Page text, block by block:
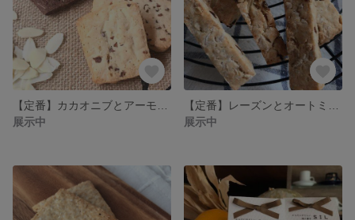
展示中
展示中